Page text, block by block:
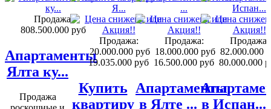
Продажа:
808.500.000 руб
Апартаменты
Ялта ку...
Продажа
Продажа:
20.000.000 руб
19.035.000 руб
Купить
квартиру
Продажа:
18.000.000 руб
16.500.000 руб
Апартаменты
в Ялте ...
Продажа:
82.000.000
80.000.000
в Испан...